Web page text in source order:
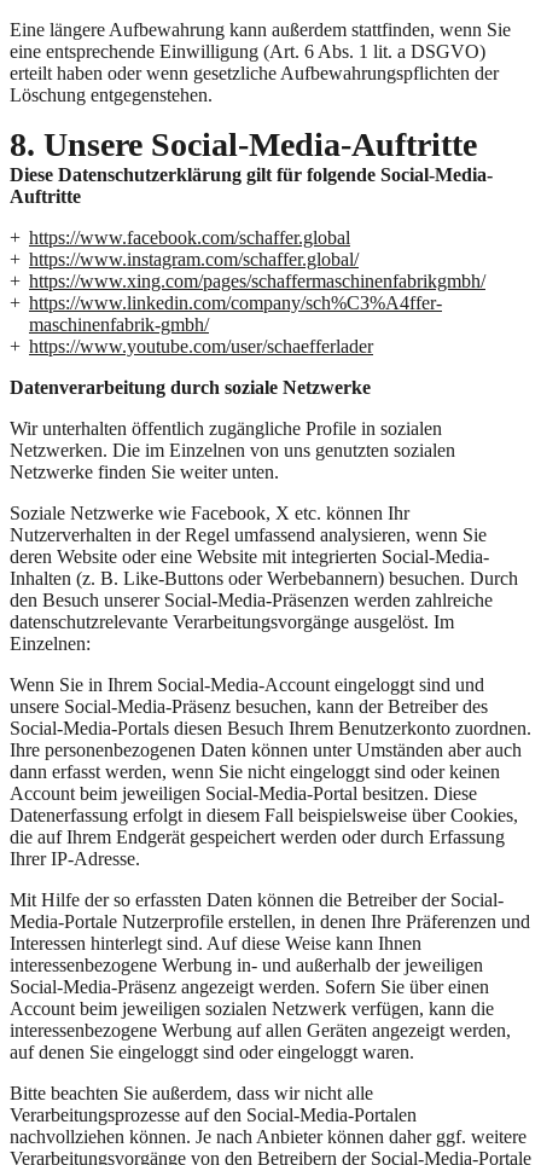
Eine längere Aufbewahrung kann außerdem stattfinden, wenn Sie
eine entsprechende Einwilligung (Art. 6 Abs. 1 lit. a DSGVO)
erteilt haben oder wenn gesetzliche Aufbewahrungspflichten der
Löschung entgegenstehen.
8. Unsere Social-Media-Auftritte
Diese Datenschutzerklärung gilt für folgende Social-Media-
Auftritte
https://www.facebook.com/schaffer.global
https://www.instagram.com/schaffer.global/
https://www.xing.com/pages/schaffermaschinenfabrikgmbh/
https://www.linkedin.com/company/sch%C3%A4ffer-
maschinenfabrik-gmbh/
https://www.youtube.com/user/schaefferlader
Datenverarbeitung durch soziale Netzwerke
Wir unterhalten öffentlich zugängliche Profile in sozialen
Netzwerken. Die im Einzelnen von uns genutzten sozialen
Netzwerke finden Sie weiter unten.
Soziale Netzwerke wie Facebook, X etc. können Ihr
Nutzerverhalten in der Regel umfassend analysieren, wenn Sie
deren Website oder eine Website mit integrierten Social-Media-
Inhalten (z. B. Like-Buttons oder Werbebannern) besuchen. Durch
den Besuch unserer Social-Media-Präsenzen werden zahlreiche
datenschutzrelevante Verarbeitungsvorgänge ausgelöst. Im
Einzelnen:
Wenn Sie in Ihrem Social-Media-Account eingeloggt sind und
unsere Social-Media-Präsenz besuchen, kann der Betreiber des
Social-Media-Portals diesen Besuch Ihrem Benutzerkonto zuordnen.
Ihre personenbezogenen Daten können unter Umständen aber auch
dann erfasst werden, wenn Sie nicht eingeloggt sind oder keinen
Account beim jeweiligen Social-Media-Portal besitzen. Diese
Datenerfassung erfolgt in diesem Fall beispielsweise über Cookies,
die auf Ihrem Endgerät gespeichert werden oder durch Erfassung
Ihrer IP-Adresse.
Mit Hilfe der so erfassten Daten können die Betreiber der Social-
Media-Portale Nutzerprofile erstellen, in denen Ihre Präferenzen und
Interessen hinterlegt sind. Auf diese Weise kann Ihnen
interessenbezogene Werbung in- und außerhalb der jeweiligen
Social-Media-Präsenz angezeigt werden. Sofern Sie über einen
Account beim jeweiligen sozialen Netzwerk verfügen, kann die
interessenbezogene Werbung auf allen Geräten angezeigt werden,
auf denen Sie eingeloggt sind oder eingeloggt waren.
Bitte beachten Sie außerdem, dass wir nicht alle
Verarbeitungsprozesse auf den Social-Media-Portalen
nachvollziehen können. Je nach Anbieter können daher ggf. weitere
Verarbeitungsvorgänge von den Betreibern der Social-Media-Portale